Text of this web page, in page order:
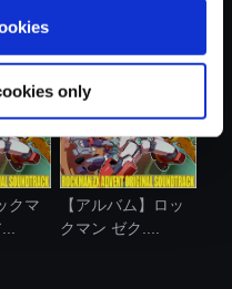
only
クマ
【アルバム】ロッ
クマン ゼク....